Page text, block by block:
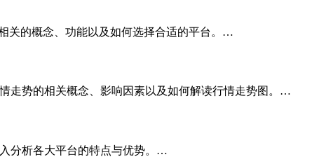
关的概念、功能以及如何选择合适的平台。…
走势的相关概念、影响因素以及如何解读行情走势图。…
分析各大平台的特点与优势。…